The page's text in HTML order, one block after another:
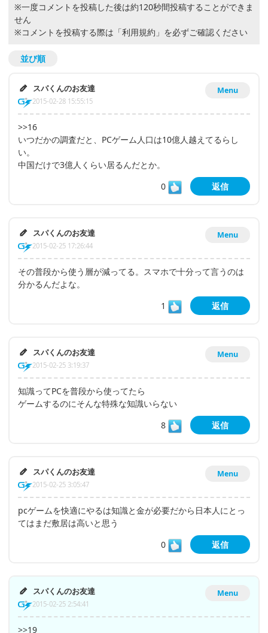
※一度コメントを投稿した後は約120秒間投稿することができま
せん
※コメントを投稿する際は 「利用規約」 を必ずご確認ください
並び順
Menu
スパくんのお友達
2015-02-28 15:55:15
>>16
いつだかの調査だと、PCゲーム人口は10億人越えてるらし
い。
中国だけで3億人くらい居るんだとか。
0
返信
Menu
スパくんのお友達
2015-02-25 17:26:44
その普段から使う層が減ってる。スマホで十分って言うのは
分かるんだよな。
1
返信
Menu
スパくんのお友達
2015-02-25 3:19:37
知識ってPCを普段から使ってたら
ゲームするのにそんな特殊な知識いらない
8
返信
Menu
スパくんのお友達
2015-02-25 3:05:47
pcゲームを快適にやるは知識と金が必要だから日本人にとっ
てはまだ敷居は高いと思う
0
返信
Menu
スパくんのお友達
2015-02-25 2:54:41
>>19